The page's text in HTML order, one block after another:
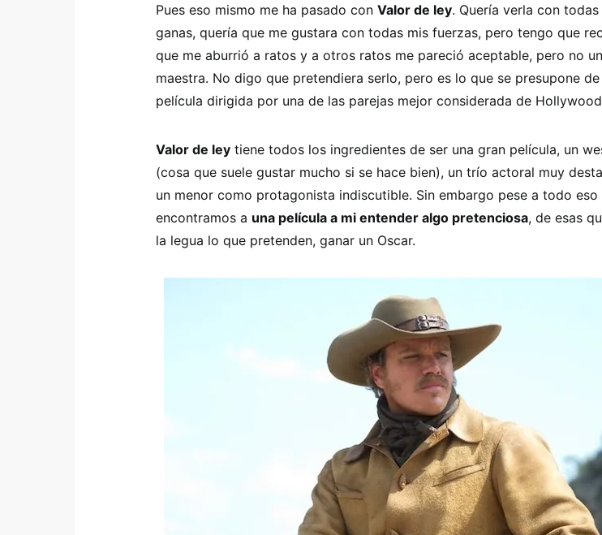
Pues eso mismo me ha pasado con Valor de ley. Quería verla con todas
ganas, quería que me gustara con todas mis fuerzas, pero tengo que
que me aburrió a ratos y a otros ratos me pareció aceptable, pero no
maestra. No digo que pretendiera serlo, pero es lo que se presupone de
película dirigida por una de las parejas mejor considerada de
Valor de ley tiene todos los ingredientes de ser una gran película, un
(cosa que suele gustar mucho si se hace bien), un trío actoral muy
un menor como protagonista indiscutible. Sin embargo pese a todo eso
encontramos a una película a mi entender algo pretenciosa, de esas
la legua lo que pretenden, ganar un Oscar.